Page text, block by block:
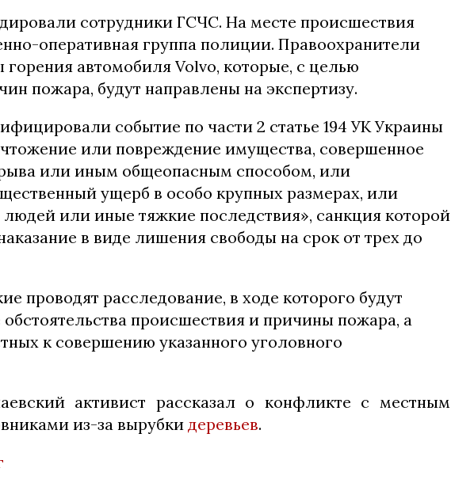
сотрудники ГСЧС. На месте происшествия
оперативная группа полиции. Правоохранители
автомобиля Volvo, которые, с целью
пожара, будут направлены на экспертизу.
событие по части 2 статье 194 УК Украины
или повреждение имущества, совершенное
или иным общеопасным способом, или
ущерб в особо крупных размерах, или
или иные тяжкие последствия», санкция которой
в виде лишения свободы на срок от трех до
проводят расследование, в ходе которого будут
обстоятельства происшествия и причины пожара, а
к совершению указанного уголовного
активист рассказал о конфликте с местным
из-за вырубкидеревьев.